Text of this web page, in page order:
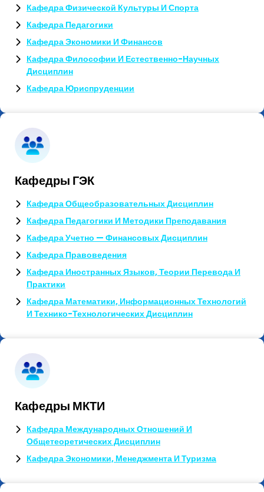
Кафедра Физической Культуры И Спорта
Кафедра Педагогики
Кафедра Экономики И Финансов
Кафедра Философии И Естественно-Научных
Дисциплин
Кафедра Юриспруденции
Кафедры ГЭК
Кафедра Общеобразовательных Дисциплин
Кафедра Педагогики И Методики Преподавания
Кафедра Учетно — Финансовых Дисциплин
Кафедра Правоведения
Кафедра Иностранных Языков, Теории Перевода И
Практики
Кафедра Математики, Информационных Технологий
И Технико-Технологических Дисциплин
Кафедры МКТИ
Кафедра Международных Отношений И
Общетеоретических Дисциплин
Кафедра Экономики, Менеджмента И Туризма